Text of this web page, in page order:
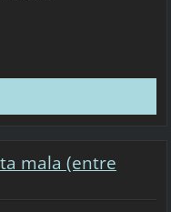
mala (entre